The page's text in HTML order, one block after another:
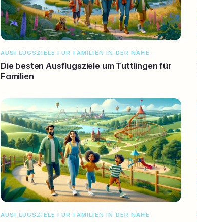
AUSFLUGSZIELE FÜR FAMILIEN IN DER NÄHE
Die besten Ausflugsziele um Tuttlingen für
Familien
AUSFLUGSZIELE FÜR FAMILIEN IN DER NÄHE